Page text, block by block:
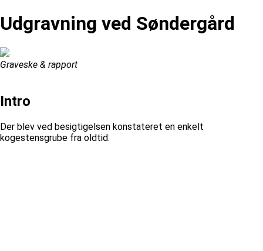
Udgravning ved Søndergård
Graveske & rapport
Intro
Der blev ved besigtigelsen konstateret en enkelt
kogestensgrube fra oldtid.